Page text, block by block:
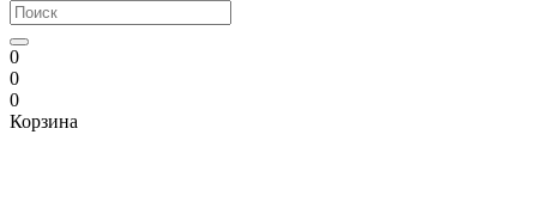
0
0
0
Корзина